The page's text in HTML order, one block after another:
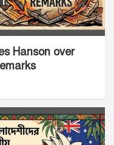
Hanson over